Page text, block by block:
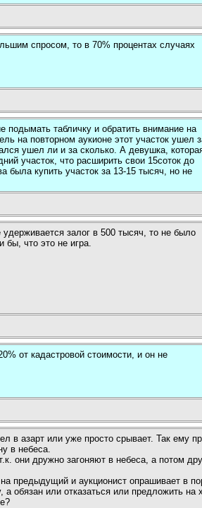
спросом, то в 70% процентах случаях
подымать табличку и обратить внимание на
на повторном аукионе этот участок ушел
ушел ли и за сколько. А девушка,
участок, что расширить свои 15соток до
была купить участок за 13-15 тысяч, но не
залог в 500 тысяч, то не было
что это не игра.
от кадастровой стоимости, и он не
в азарт или уже просто срывает. Так ему
в небеса.
они дружно загоняют в небеса, а потом
предыдущий и аукционист опрашивает в
обязан или отказаться или предложить на